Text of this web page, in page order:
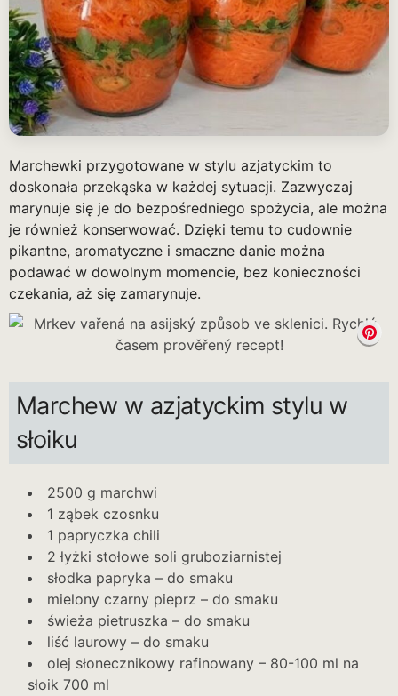
Marchewki przygotowane w stylu azjatyckim to
doskonała przekąska w każdej sytuacji. Zazwyczaj
marynuje się je do bezpośredniego spożycia, ale można
je również konserwować. Dzięki temu to cudownie
pikantne, aromatyczne i smaczne danie można
podawać w dowolnym momencie, bez konieczności
czekania, aż się zamarynuje.
Marchew w azjatyckim stylu w
słoiku
2500 g marchwi
1 ząbek czosnku
1 papryczka chili
2 łyżki stołowe soli gruboziarnistej
słodka papryka – do smaku
mielony czarny pieprz – do smaku
świeża pietruszka – do smaku
liść laurowy – do smaku
olej słonecznikowy rafinowany – 80-100 ml na
słoik 700 ml